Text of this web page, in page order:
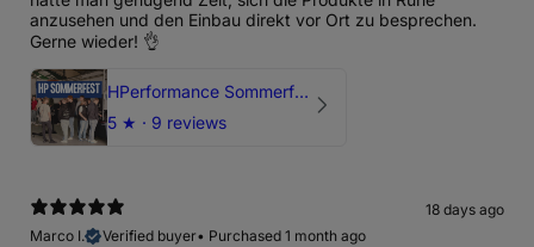
anzusehen und den Einbau direkt vor Ort zu besprechen.
Gerne wieder! 👌
HPerformance Sommerfest 2026
5 ★ · 9 reviews
18 days ago
Marco I.
Verified buyer• Purchased 1 month ago